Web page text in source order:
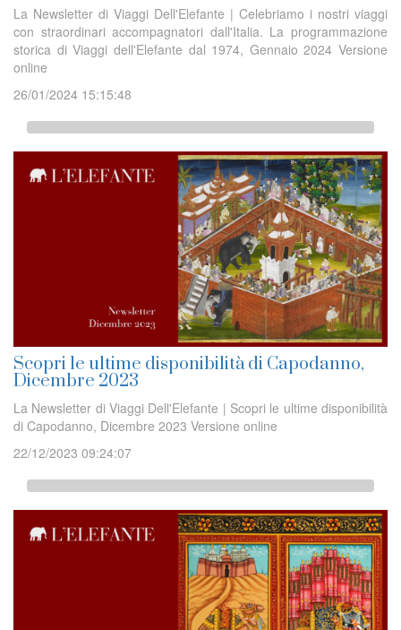
La Newsletter di Viaggi Dell'Elefante | Celebriamo i nostri viaggi
con straordinari accompagnatori dall'Italia. La programmazione
storica di Viaggi dell'Elefante dal 1974, Gennaio 2024 Versione
online
26/01/2024 15:15:48
Scopri le ultime disponibilità di Capodanno,
Dicembre 2023
La Newsletter di Viaggi Dell'Elefante | Scopri le ultime disponibilità
di Capodanno, Dicembre 2023 Versione online
22/12/2023 09:24:07